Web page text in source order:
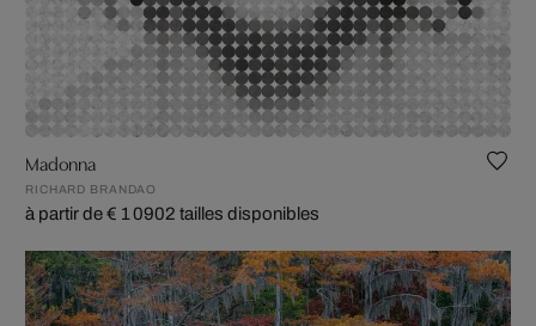
Madonna
RICHARD BRANDAO
à partir de € 1 0902 tailles disponibles